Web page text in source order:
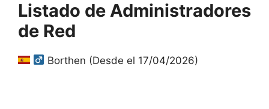
Listado de Administradores
de Red
Borthen (Desde el 17/04/2026)